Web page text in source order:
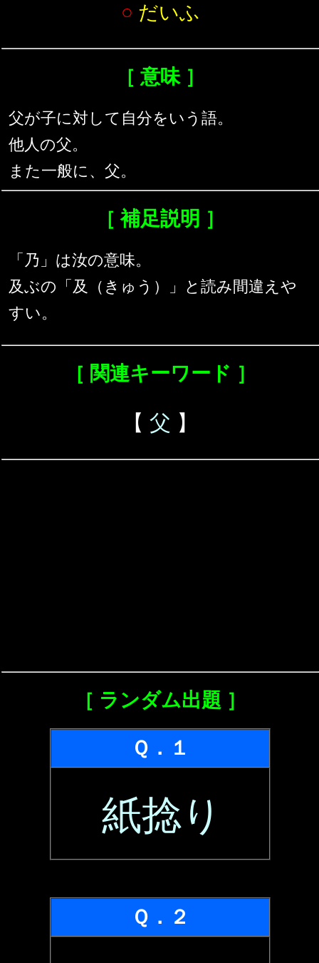
○ だいふ
［ 意味 ］
父が子に対して自分をいう語。
他人の父。
また一般に、父。
［ 補足説明 ］
「乃」は汝の意味。
及ぶの「及（きゅう）」と読み間違えや
すい。
［ 関連キーワード ］
【 父 】
［ ランダム出題 ］
Ｑ．１
紙捻り
Ｑ．２